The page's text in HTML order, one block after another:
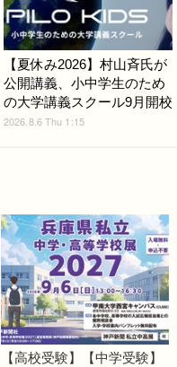
【夏休み2026】村山斉氏が
公開講義、小中学生のため
の大学講義スクール9月開校
2026.8.6 Thu 1:15
【高校受験】【中学受験】